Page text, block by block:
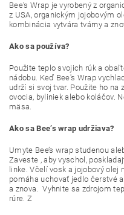
Bee's Wrap je vyrobený z
z USA, organickým jojobovým
kombinácia vytvára tvárny a
Ako sa používa?
Použite teplo svojich rúk a
nádobu. Keď Bee's Wrap
udrží si svoj tvar. Použite ho na
ovocia, byliniek alebo koláčov.
mäsa.
Ako sa Bee’s wrap udržiava?
Umyte Bee’s wrap studenou
Zaveste , aby vyschol,
linke. Včelí vosk a jojobový
pomáha uchovať jedlo čerstvé
a znova. Vyhnite sa zdrojom
rúre. Z